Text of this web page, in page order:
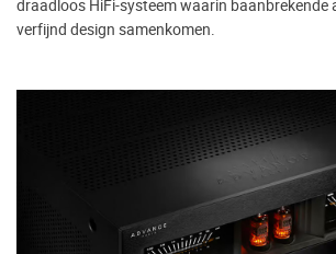
draadloos HiFi-systeem waarin baanbrekende
verfijnd design samenkomen.